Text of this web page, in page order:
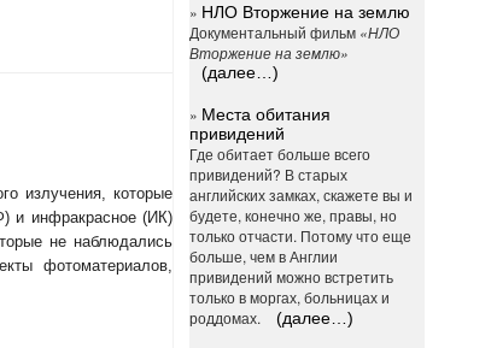
излучения, которые
и инфракрасное (ИК)
не наблюдались
фотоматериалов,
» НЛО Вторжение на землю
Документальный фильм «НЛО
Вторжение на землю»
(далее…)
» Места обитания
привидений
Где обитает больше всего
привидений? В старых
английских замках, скажете вы и
будете, конечно же, правы, но
только отчасти. Потому что еще
больше, чем в Англии
привидений можно встретить
только в моргах, больницах и
роддомах.
(далее…)